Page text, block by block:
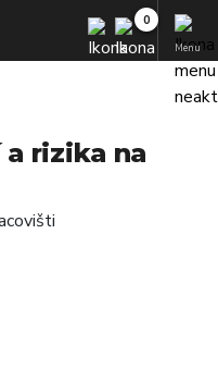
Menu
rizika na